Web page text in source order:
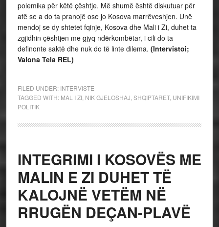
polemika për këtë çështje. Më shumë është diskutuar për
atë se a do ta pranojë ose jo Kosova marrëveshjen. Unë
mendoj se dy shtetet fqinje, Kosova dhe Mali i Zi, duhet ta
zgjidhin çështjen me gjyq ndërkombëtar, i cili do ta
definonte saktë dhe nuk do të linte dilema. (Intervistoi;
Valona Tela REL)
FILED UNDER: INTERVISTE
TAGGED WITH: MAL I ZI, NIK GJELOSHAJ SHQIPTARET, UNIFIKIMI
POLITIK
INTEGRIMI I KOSOVËS ME
MALIN E ZI DUHET TË
KALOJNË VETËM NË
RRUGËN DEÇAN-PLAVË